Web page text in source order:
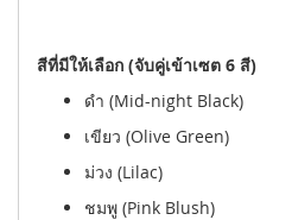
สีที่มีให้เลือก (จับคู่เข้าเซต 6 สี)
ดำ (Mid-night Black)
เขียว (Olive Green)
ม่วง (Lilac)
ชมพู (Pink Blush)